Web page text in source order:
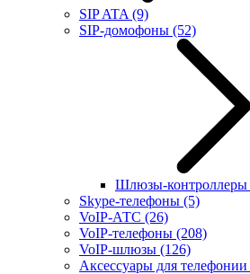
SIP ATA (9)
SIP-домофоны (52)
Шлюзы-контроллеры
Skype-телефоны (5)
VoIP-АТС (26)
VoIP-телефоны (208)
VoIP-шлюзы (126)
Аксессуары для телефонии